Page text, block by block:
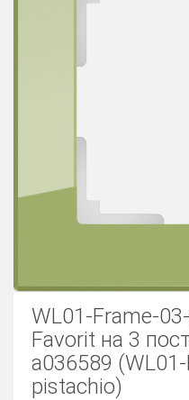
WL01-Frame-
Favorit на 3
a036589
pistachio)